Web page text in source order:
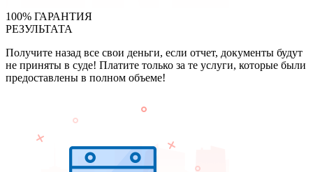
100% ГАРАНТИЯ
РЕЗУЛЬТАТА
Получите назад все свои деньги, если отчет, документы будут
не приняты в суде! Платите только за те услуги, которые были
предоставлены в полном объеме!